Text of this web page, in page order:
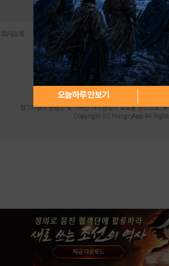
오늘하루 안보기
로그인 PC버전 전
회사소개 이용약관 | 개인정보 처리방침 | 청소년 보호정책 |
사업자등록번호:119-86-61101 (주)스마트나
주소: 서울시 금천구 가산디지털1로 171 연락처:063-
청소년보호책임자:김동욱
등록번호:서울아02322 | 등록일자
발행인:(주)스마트나우 송현두 | 편집
헝그리앱의 콘텐츠 및 기사는 저작권법의 보호를 받으므로,
Copyright (c) HungryApp All Rights